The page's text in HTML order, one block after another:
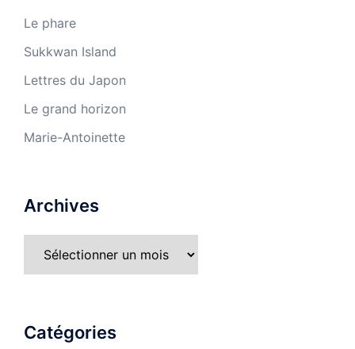
Le phare
Sukkwan Island
Lettres du Japon
Le grand horizon
Marie-Antoinette
Archives
Archives
Catégories